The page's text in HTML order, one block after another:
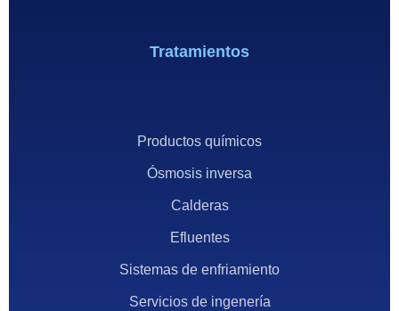
Tratamientos
Productos químicos
Ósmosis inversa
Calderas
Efluentes
Sistemas de enfriamiento
Servicios de ingenería